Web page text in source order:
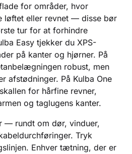
for områder, hvor
eller revnet — disse bør
tur for at forhindre
Easy tjekker du XPS-
på kanter og hjørner. På
robust, men
afstødninger. På Kulba One
for hårfine revner,
og taglugens kanter.
— rundt om dør, vinduer,
Tryk
Enhver tætning, der er